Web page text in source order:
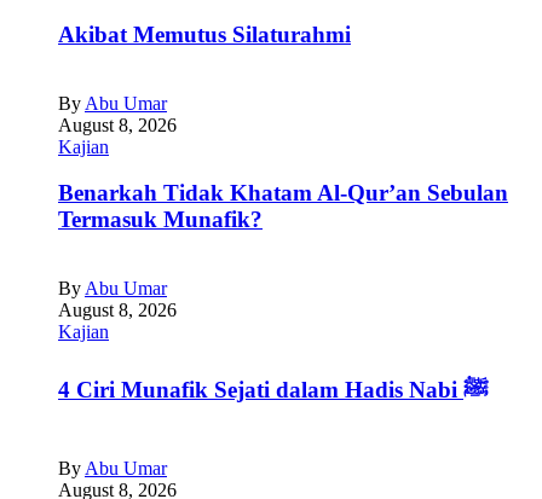
Akibat Memutus Silaturahmi
By Abu Umar
August 8, 2026
Kajian
Benarkah Tidak Khatam Al-Qur’an Sebulan
Termasuk Munafik?
By Abu Umar
August 8, 2026
Kajian
4 Ciri Munafik Sejati dalam Hadis Nabi ﷺ
ByAbu Umar
August 8, 2026